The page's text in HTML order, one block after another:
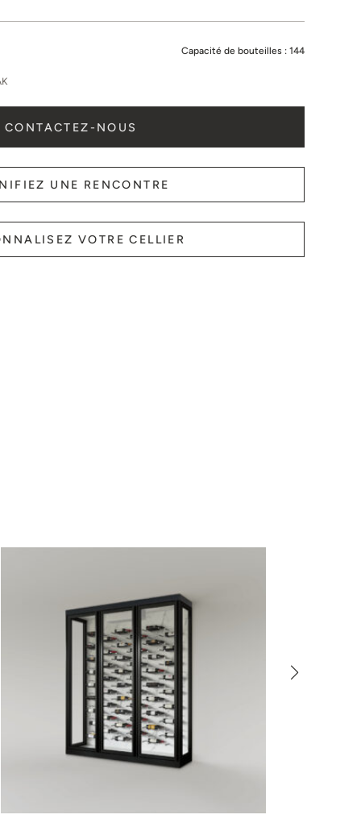
Capacité de bouteilles :144
CONTACTEZ-NOUS
UNE RENCONTRE
VOTRE CELLIER